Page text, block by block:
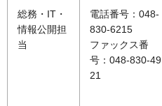
総務・IT・
情報公開担
当
電話番号：048-
830-6215
ファックス番
号：048-830-49
21